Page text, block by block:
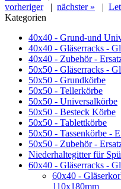
vorheriger| nächster » |
Kategorien
40x40 - Grund-und
40x40 - Gläserracks -
40x40 - Zubehör -
50x50 - Gläserracks -
50x50 - Grundkörbe
50x50 - Tellerkörbe
50x50 - Universalkörbe
50x50 - Besteck Körbe
50x50 - Tablettkörbe
50x50 - Tassenkörbe -
50x50 - Zubehör -
Niederhaltegitter für
60x40 - Gläserracks -
60x40 -
110x180mm